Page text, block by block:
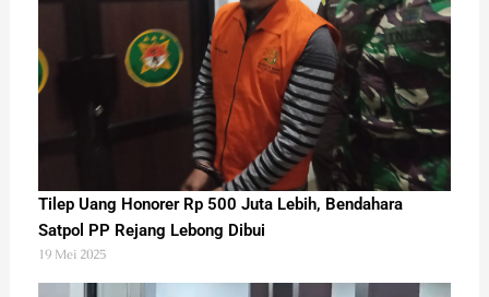
Tilep Uang Honorer Rp 500 Juta Lebih, Bendahara
Satpol PP Rejang Lebong Dibui
19 Mei 2025